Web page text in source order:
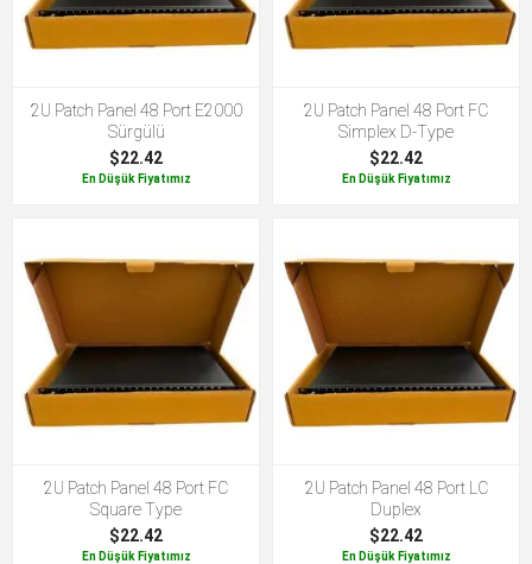
2U Patch Panel 48 Port E2000
Sürgülü
$22.42
En Düşük Fiyatımız
2U Patch Panel 48 Port FC
Simplex D-Type
$22.42
En Düşük Fiyatımız
2U Patch Panel 48 Port FC
Square Type
$22.42
En Düşük Fiyatımız
2U Patch Panel 48 Port LC
Duplex
$22.42
En Düşük Fiyatımız